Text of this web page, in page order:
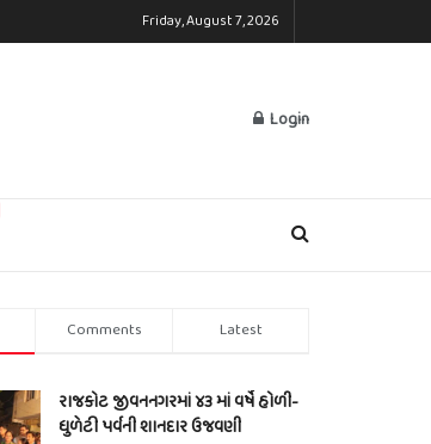
Friday, August 7, 2026
Login
Comments Latest
રાજકોટ જીવનનગરમાં ૪૩ માં વર્ષે હોળી-
ધુળેટી પર્વની શાનદાર ઉજવણી